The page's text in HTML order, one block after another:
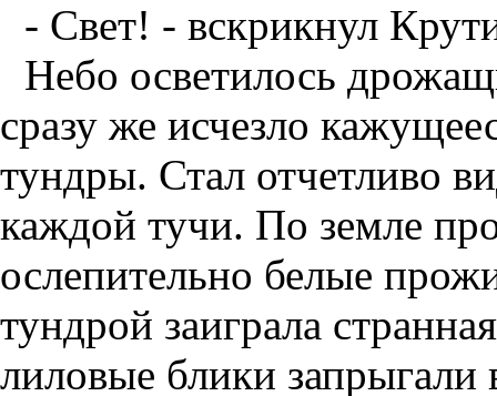
- Свет! - вскрикнул
Небо осветилось
сразу же исчезло
тундры. Стал отчетливо
каждой тучи. По земле
ослепительно белые
тундрой заиграла
лиловые блики